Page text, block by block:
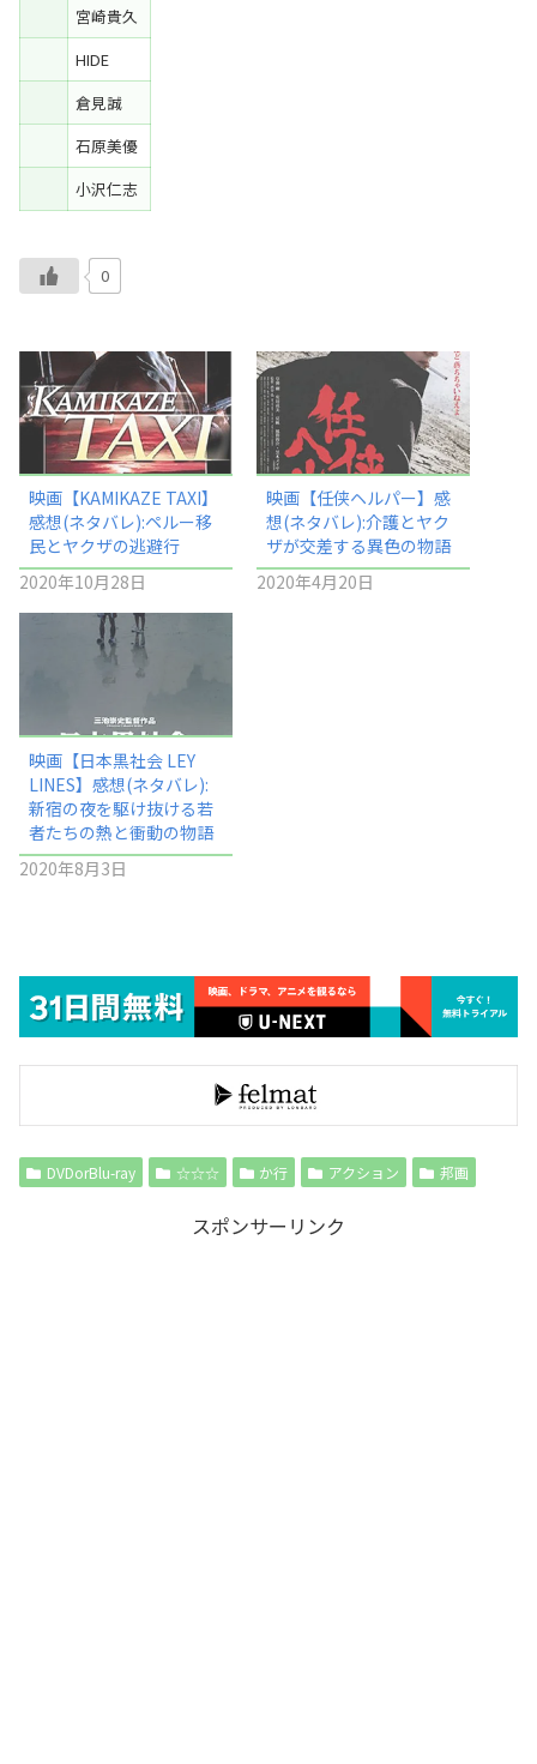
宮崎貴久
HIDE
倉見誠
石原美優
小沢仁志
0
映画【KAMIKAZE TAXI】
感想(ネタバレ):ペルー移
民とヤクザの逃避行
2020年10月28日
映画【任侠ヘルパー】感
想(ネタバレ):介護とヤク
ザが交差する異色の物語
2020年4月20日
映画【日本黒社会 LEY
LINES】感想(ネタバレ):
新宿の夜を駆け抜ける若
者たちの熱と衝動の物語
2020年8月3日
DVDorBlu-ray ☆☆☆ か行 アクション 邦画
スポンサーリンク